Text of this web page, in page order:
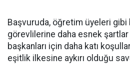
Başvuruda, öğretim üyeleri gibi
görevlilerine daha esnek şartlar
başkanları için daha katı
eşitlik ilkesine aykırı olduğu